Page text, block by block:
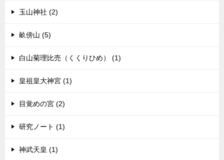
玉山神社 (2)
畝傍山 (5)
白山菊理比売（くくりひめ） (1)
皇祖皇大神宮 (1)
目覚めの宮 (2)
研究ノート (1)
神武天皇 (1)